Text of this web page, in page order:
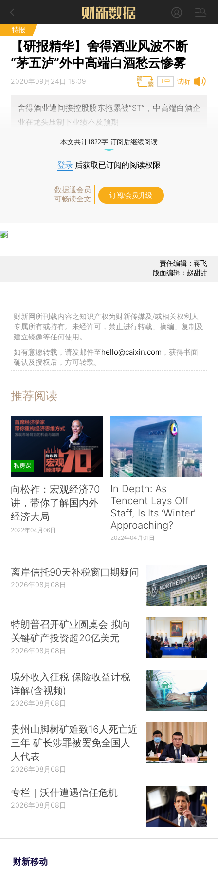
特报
【研报精华】舍得酒业风波不断
“茅五泸”外中高端白酒愁云惨雾
试听
2020年09月24日 18:09 T中
舍得酒业遭间接控股股东拖累被“ST”，中高端白酒企
业在龙头压制下业绩不及预期
本文共计1822字 订阅后继续阅读
登录 后获取已订阅的阅读权限
数据通会员
可畅读全文
订阅/会员升级
责任编辑：蒋飞
版面编辑：赵甜甜
财新网所刊载内容之知识产权为财新传媒及/或相关权利人
专属所有或持有。未经许可，禁止进行转载、摘编、复制及
建立镜像等任何使用。
如有意愿转载，请发邮件至hello@caixin.com ，获得书面
确认及授权后，方可转载。
推荐阅读
私房课
向松祚：宏观经济70
讲，带你了解国内外
经济大局
2022年04月06日
In Depth: As
Tencent Lays Off
Staff, Is Its ‘Winter’
Approaching?
2022年04月01日
离岸信托90天补税窗口期疑问
2026年08月08日
特朗普召开矿业圆桌会 拟向
关键矿产投资超20亿美元
2026年08月08日
境外收入征税 保险收益计税
详解(含视频)
2026年08月08日
贵州山脚树矿难致16人死亡近
三年 矿长涉罪被罢免全国人
大代表
2026年08月08日
专栏｜沃什遭遇信任危机
2026年08月08日
财新移动